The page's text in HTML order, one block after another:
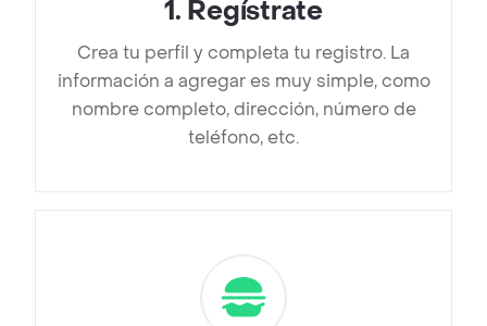
1. Regístrate
Crea tu perfil y completa tu registro. La
información a agregar es muy simple, como
nombre completo, dirección, número de
teléfono, etc.